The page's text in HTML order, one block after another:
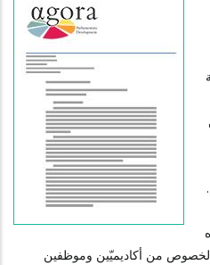
من أكاديميّين وموظفين